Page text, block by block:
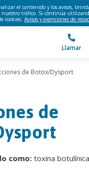
el contenido y los avisos,
nuestro tráfico. Si continúa
cookies. Avisos y exenciones de
Llamar
de Botox/Dysport
de
como: toxina